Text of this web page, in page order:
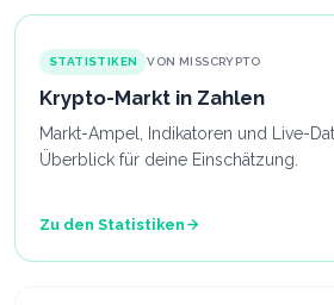
STATISTIKEN VON MISSCRYPTO
Krypto-Markt in Zahlen
Markt-Ampel, Indikatoren und Live-
Überblick für deine Einschätzung.
Zu den Statistiken